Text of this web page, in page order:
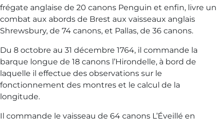
frégate anglaise de 20 canons Penguin et enfin, livre un
combat aux abords de Brest aux vaisseaux anglais
Shrewsbury, de 74 canons, et Pallas, de 36 canons.
Du 8 octobre au 31 décembre 1764, il commande la
barque longue de 18 canons l’Hirondelle, à bord de
laquelle il effectue des observations sur le
fonctionnement des montres et le calcul de la
longitude.
Il commande le vaisseau de 64 canons L’Éveillé en